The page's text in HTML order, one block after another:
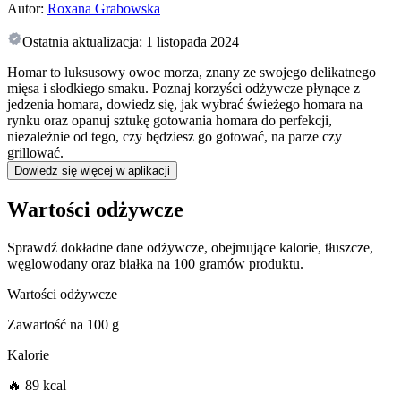
Autor: Roxana Grabowska
Ostatnia aktualizacja: 1 listopada 2024
Homar to luksusowy owoc morza, znany ze swojego delikatnego
mięsa i słodkiego smaku. Poznaj korzyści odżywcze płynące z
jedzenia homara, dowiedz się, jak wybrać świeżego homara na
rynku oraz opanuj sztukę gotowania homara do perfekcji,
niezależnie od tego, czy będziesz go gotować, na parze czy
grillować.
Dowiedz się więcej w aplikacji
Wartości odżywcze
Sprawdź dokładne dane odżywcze, obejmujące kalorie, tłuszcze,
węglowodany oraz białka na 100 gramów produktu.
Wartości odżywcze
Zawartość na 100 g
Kalorie
🔥 89 kcal